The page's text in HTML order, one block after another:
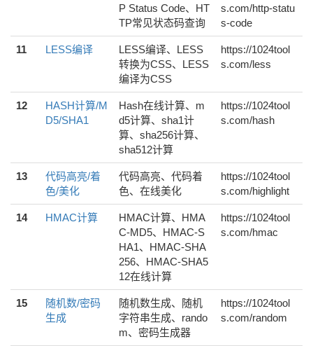
P Status Code、HT
TP常见状态码查询
s.com/http-statu
s-code
11 LESS编译
LESS编译、LESS
转换为CSS、LESS
编译为CSS
https://1024tool
s.com/less
12
HASH计算/M
D5/SHA1
Hash在线计算、m
d5计算、sha1计
算、sha256计算、
sha512计算
https://1024tool
s.com/hash
13
代码高亮/着
色/美化
代码高亮、代码着
色、在线美化
https://1024tool
s.com/highlight
14 HMAC计算
HMAC计算、HMA
C-MD5、HMAC-S
HA1、HMAC-SHA
256、HMAC-SHA5
12在线计算
https://1024tool
s.com/hmac
15
随机数/密码
生成
随机数生成、随机
字符串生成、rando
m、密码生成器
https://1024tool
s.com/random